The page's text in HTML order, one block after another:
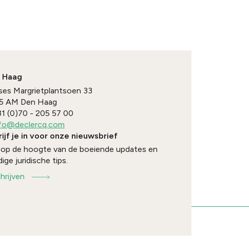
Haag
Margrietplantsoen 33
AM Den Haag
(0)70 - 205 57 00
je in voor onze nieuwsbrief
de hoogte van de boeiende updates en
juridische tips.